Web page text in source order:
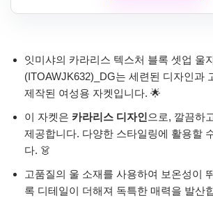
잇미샤의 카라리스 텍스처 블록 셋업 울
(ITOAWJK632)_DG는 세련된 디자인과
제작된 여성용 자켓입니다. 🌟
이 자켓은 카라리스 디자인 으로, 깔끔하
제공합니다. 다양한 스타일링에 활용할
다. 👗
고품질의 울 소재를 사용하여 보온성이
록 디테일이 더해져 독특한 매력을 발산